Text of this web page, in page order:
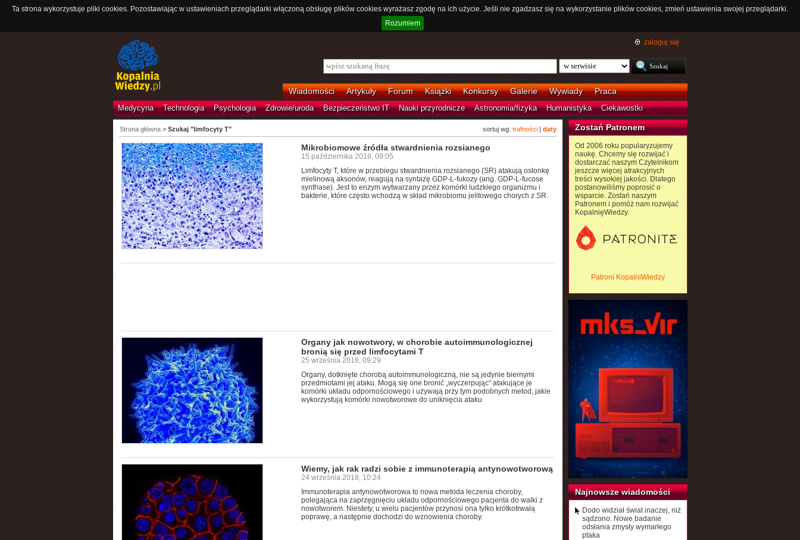
Ta strona wykorzystuje pliki cookies. Pozostawiając w ustawieniach przeglądarki włączoną obsługę plików cookies wyrażasz zgodę na ich użycie. Jeśli nie zgadzasz się na wykorzystanie plików cookies, zmień ustawienia swojej przeglądarki.
Rozumiem
zaloguj się
Wiadomości Artykuły Forum Książki Konkursy Galerie Wywiady Praca
Medycyna Technologia Psychologia Zdrowie/uroda Bezpieczeństwo IT Nauki przyrodnicze Astronomia/fizyka Humanistyka Ciekawostki
sortuj wg: trafności| daty
Strona główna> Szukaj "limfocyty T"
Mikrobiomowe źródła stwardnienia rozsianego
15 października 2018, 09:05
Limfocyty T, które w przebiegu stwardnienia rozsianego (SR) atakują osłonkę
mielinową aksonów, reagują na syntazę GDP-L-fukozy (ang. GDP-L-fucose
synthase). Jest to enzym wytwarzany przez komórki ludzkiego organizmu i
bakterie, które często wchodzą w skład mikrobiomu jelitowego chorych z SR.
Organy jak nowotwory, w chorobie autoimmunologicznej
bronią się przed limfocytami T
25 września 2018, 09:29
Organy, dotknięte chorobą autoimmunologiczną, nie są jedynie biernymi
przedmiotami jej ataku. Mogą się one bronić „wyczerpując” atakujące je
komórki układu odpornościowego i używają przy tym podobnych metod, jakie
wykorzystują komórki nowotworowe do uniknięcia ataku
Wiemy, jak rak radzi sobie z immunoterapią antynowotworową
24 września 2018, 10:24
Immunoterapia antynowotworowa to nowa metoda leczenia choroby,
polegająca na zaprzęgnięciu układu odpornościowego pacjenta do walki z
nowotworem. Niestety, u wielu pacjentów przynosi ona tylko krótkotrwałą
poprawę, a następnie dochodzi do wznowienia choroby.
Zostań Patronem
Od 2006 roku popularyzujemy
naukę. Chcemy się rozwijać i
dostarczać naszym Czytelnikom
jeszcze więcej atrakcyjnych
treści wysokiej jakości. Dlatego
postanowiliśmy poprosić o
wsparcie. Zostań naszym
Patronem i pomóż nam rozwijać
KopalnięWiedzy.
Patroni KopalniWiedzy
Najnowsze wiadomości
Dodo widział świat inaczej, niż
sądzono. Nowe badanie
odsłania zmysły wymarłego
ptaka